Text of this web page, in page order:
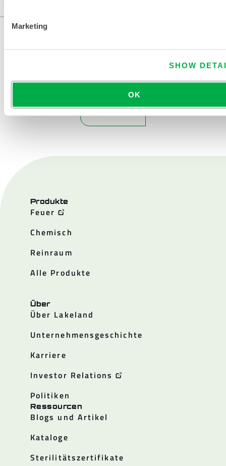
Marketing
SHOW
OK
KONTAKT
Produkte
Feuer
Chemisch
Reinraum
Alle Produkte
Über
Über Lakeland
Unternehmensgeschichte
Karriere
Investor Relations
Politiken
Ressourcen
Blogs und Artikel
Kataloge
Sterilitätszertifikate